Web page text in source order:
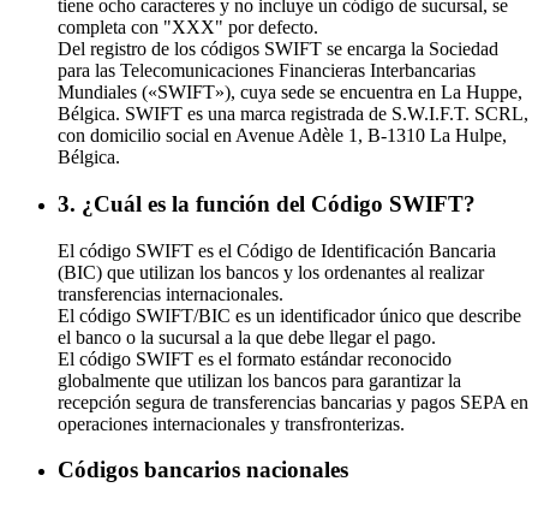
tiene ocho caracteres y no incluye un código de sucursal, se
completa con "XXX" por defecto.
Del registro de los códigos SWIFT se encarga la Sociedad
para las Telecomunicaciones Financieras Interbancarias
Mundiales («SWIFT»), cuya sede se encuentra en La Huppe,
Bélgica. SWIFT es una marca registrada de S.W.I.F.T. SCRL,
con domicilio social en Avenue Adèle 1, B-1310 La Hulpe,
Bélgica.
3. ¿Cuál es la función del Código SWIFT?
El código SWIFT es el Código de Identificación Bancaria
(BIC) que utilizan los bancos y los ordenantes al realizar
transferencias internacionales.
El código SWIFT/BIC es un identificador único que describe
el banco o la sucursal a la que debe llegar el pago.
El código SWIFT es el formato estándar reconocido
globalmente que utilizan los bancos para garantizar la
recepción segura de transferencias bancarias y pagos SEPA en
operaciones internacionales y transfronterizas.
Códigos bancarios nacionales